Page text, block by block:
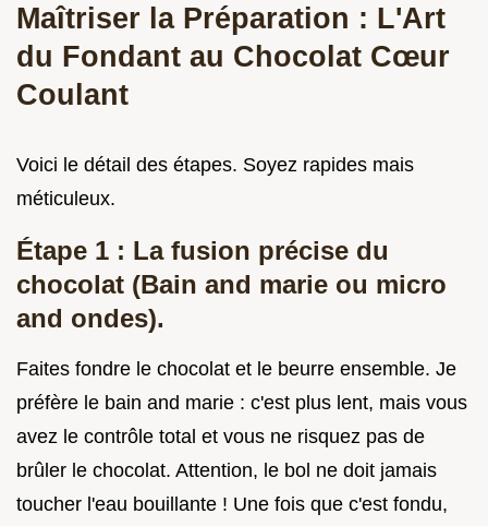
Maîtriser la Préparation : L'Art
du Fondant au Chocolat Cœur
Coulant
Voici le détail des étapes. Soyez rapides mais
méticuleux.
Étape 1 : La fusion précise du
chocolat (Bain and marie ou micro
and ondes).
Faites fondre le chocolat et le beurre ensemble. Je
préfère le bain and marie : c'est plus lent, mais vous
avez le contrôle total et vous ne risquez pas de
brûler le chocolat. Attention, le bol ne doit jamais
toucher l'eau bouillante ! Une fois que c'est fondu,